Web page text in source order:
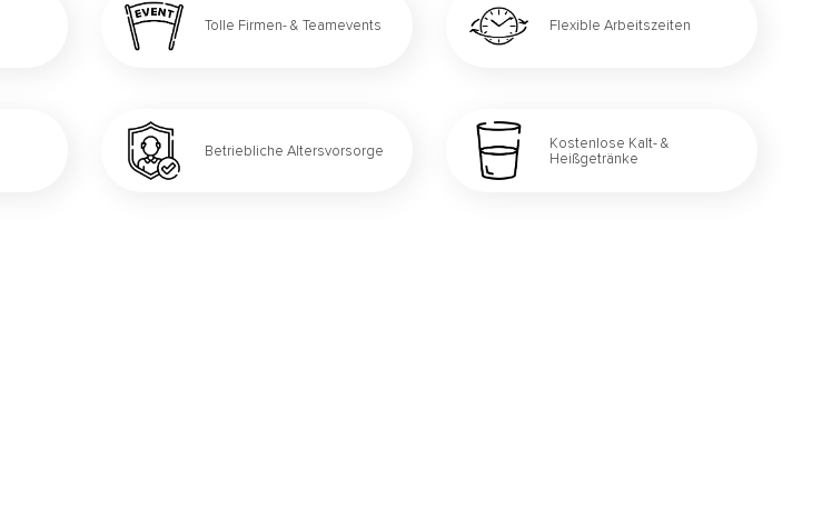
Tolle Firmen- & Teamevents Flexible Arbeitszeiten
Betriebliche Altersvorsorge
Kostenlose Kalt- &
Heißgetränke